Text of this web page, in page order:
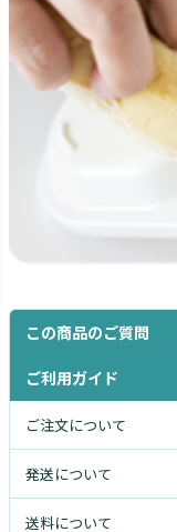
この商品のご質問
ご利用ガイド
ご注文について
発送について
送料について